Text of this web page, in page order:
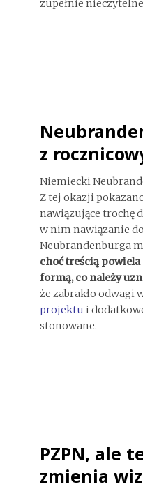
zupełnie
z
Niemiecki
Z tej okazji
nawiązujące trochę
w nim nawiązanie
Neubrandenburga
choć treścią
formą, co należy
że zabrakło odwagi
projektu i
stonowane.
PZPN, ale
zmienia